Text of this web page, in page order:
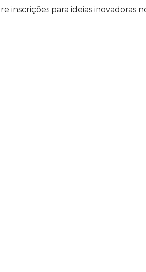
inscrições para ideias inovadoras